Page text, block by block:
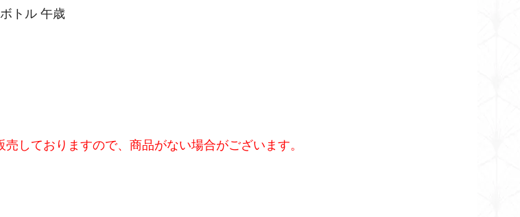
トル 午歳
売しておりますので、商品がない場合がございます。